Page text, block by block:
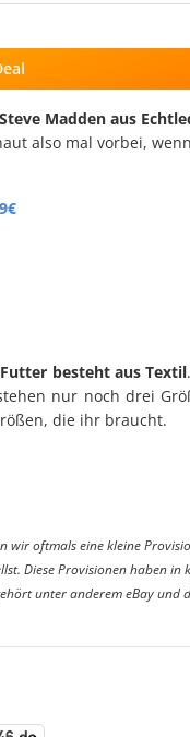
Madden aus
also mal vorbei,
Futter besteht aus Textil
nur noch drei
die ihr braucht.
wir oftmals eine kleine
Diese Provisionen haben in
unter anderem eBay und